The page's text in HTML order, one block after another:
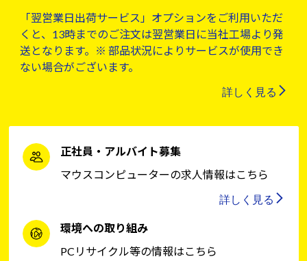
「翌営業日出荷サービス」オプションをご利用いただ
くと、13時までのご注文は翌営業日に当社工場より発
送となります。※ 部品状況によりサービスが使用でき
ない場合がございます。
詳しく見る
正社員・アルバイト募集
マウスコンピューターの求人情報はこちら
詳しく見る
環境への取り組み
PCリサイクル等の情報はこちら